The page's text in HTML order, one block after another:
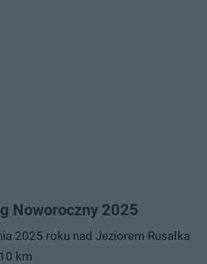
Noworoczny 2025
2025 roku nad Jeziorem Rusałka
km